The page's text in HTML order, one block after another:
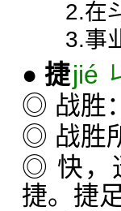
2.在
3.事
● 捷jié
◎ 战胜
◎ 战胜
◎ 快，
捷。捷